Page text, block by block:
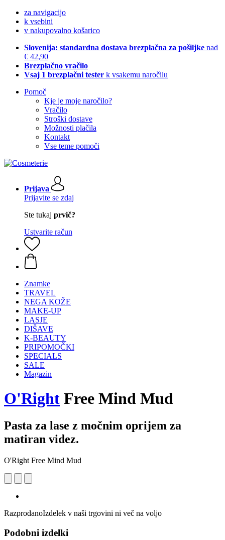
za navigacijo
k vsebini
v nakupovalno košarico
Slovenija: standardna dostava brezplačna za pošiljke nad
€ 42,90
Brezplačno vračilo
Vsaj 1 brezplačni tester k vsakemu naročilu
Pomoč
Kje je moje naročilo?
Vračilo
Stroški dostave
Možnosti plačila
Kontakt
Vse teme pomoči
Prijava
Prijavite se zdaj
Ste tukaj prvič?
Ustvarite račun
Znamke
TRAVEL
NEGA KOŽE
MAKE-UP
LASJE
DIŠAVE
K-BEAUTY
PRIPOMOČKI
SPECIALS
SALE
Magazin
O'Right Free Mind Mud
Pasta za lase z močnim oprijem za
matiran videz.
O'Right Free Mind Mud
RazprodanoIzdelek v naši trgovini ni več na voljo
Podobni izdelki